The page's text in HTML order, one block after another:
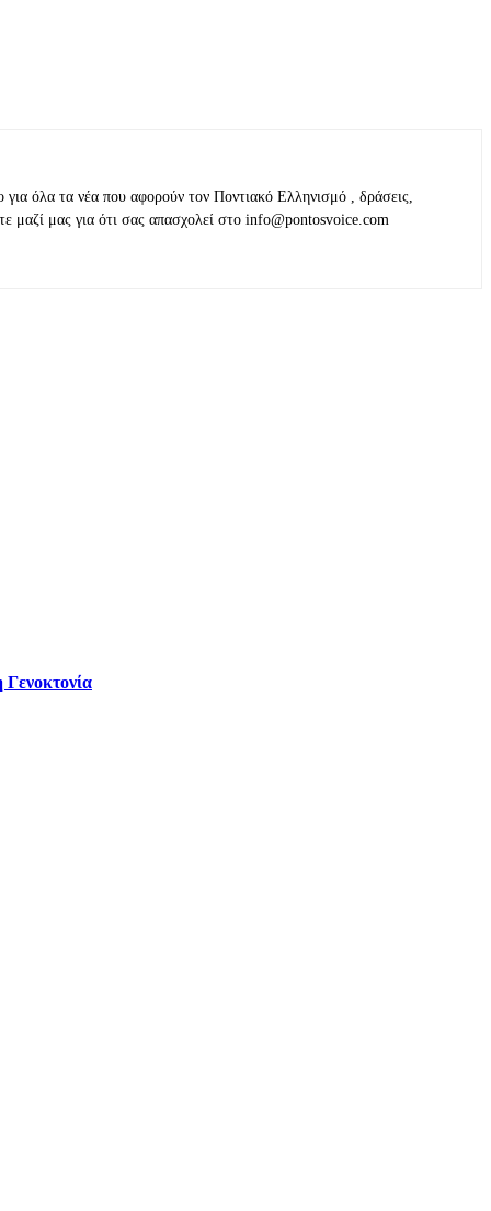
όλα τα νέα που αφορούν τον Ποντιακό Ελληνισμό , δράσεις,
μαζί μας για ότι σας απασχολεί στο info@pontosvoice.com